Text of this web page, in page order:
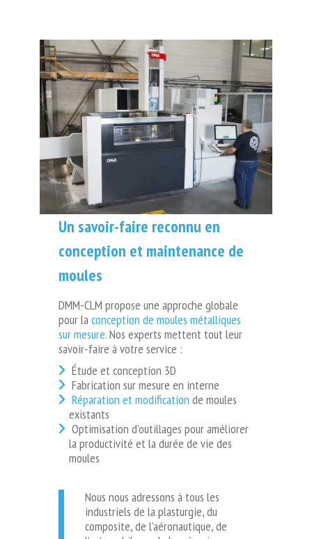
Un savoir-faire reconnu en
conception et maintenance de
moules
DMM-CLM propose une approche globale
pour laconception de moules métalliques
sur mesure. Nos experts mettent tout leur
savoir-faire à votre service :
Étude et conception 3D
Fabrication sur mesure en interne
Réparation et modification de moules
existants
Optimisation d’outillages pour améliorer
la productivité et la durée de vie des
moules
Nous nous adressons à tous les
industriels de la plasturgie, du
composite, de l’aéronautique, de